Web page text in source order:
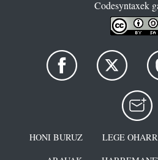
Codesyntaxek
HONI BURUZ LEGE